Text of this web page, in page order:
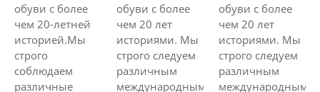
обуви с более
чем 20-летней
историей.Мы
строго
соблюдаем
различные
обуви с более
чем 20 лет
историями. Мы
строго следуем
различным
международным
обуви с более
чем 20 лет
историями. Мы
строго следуем
различным
международным